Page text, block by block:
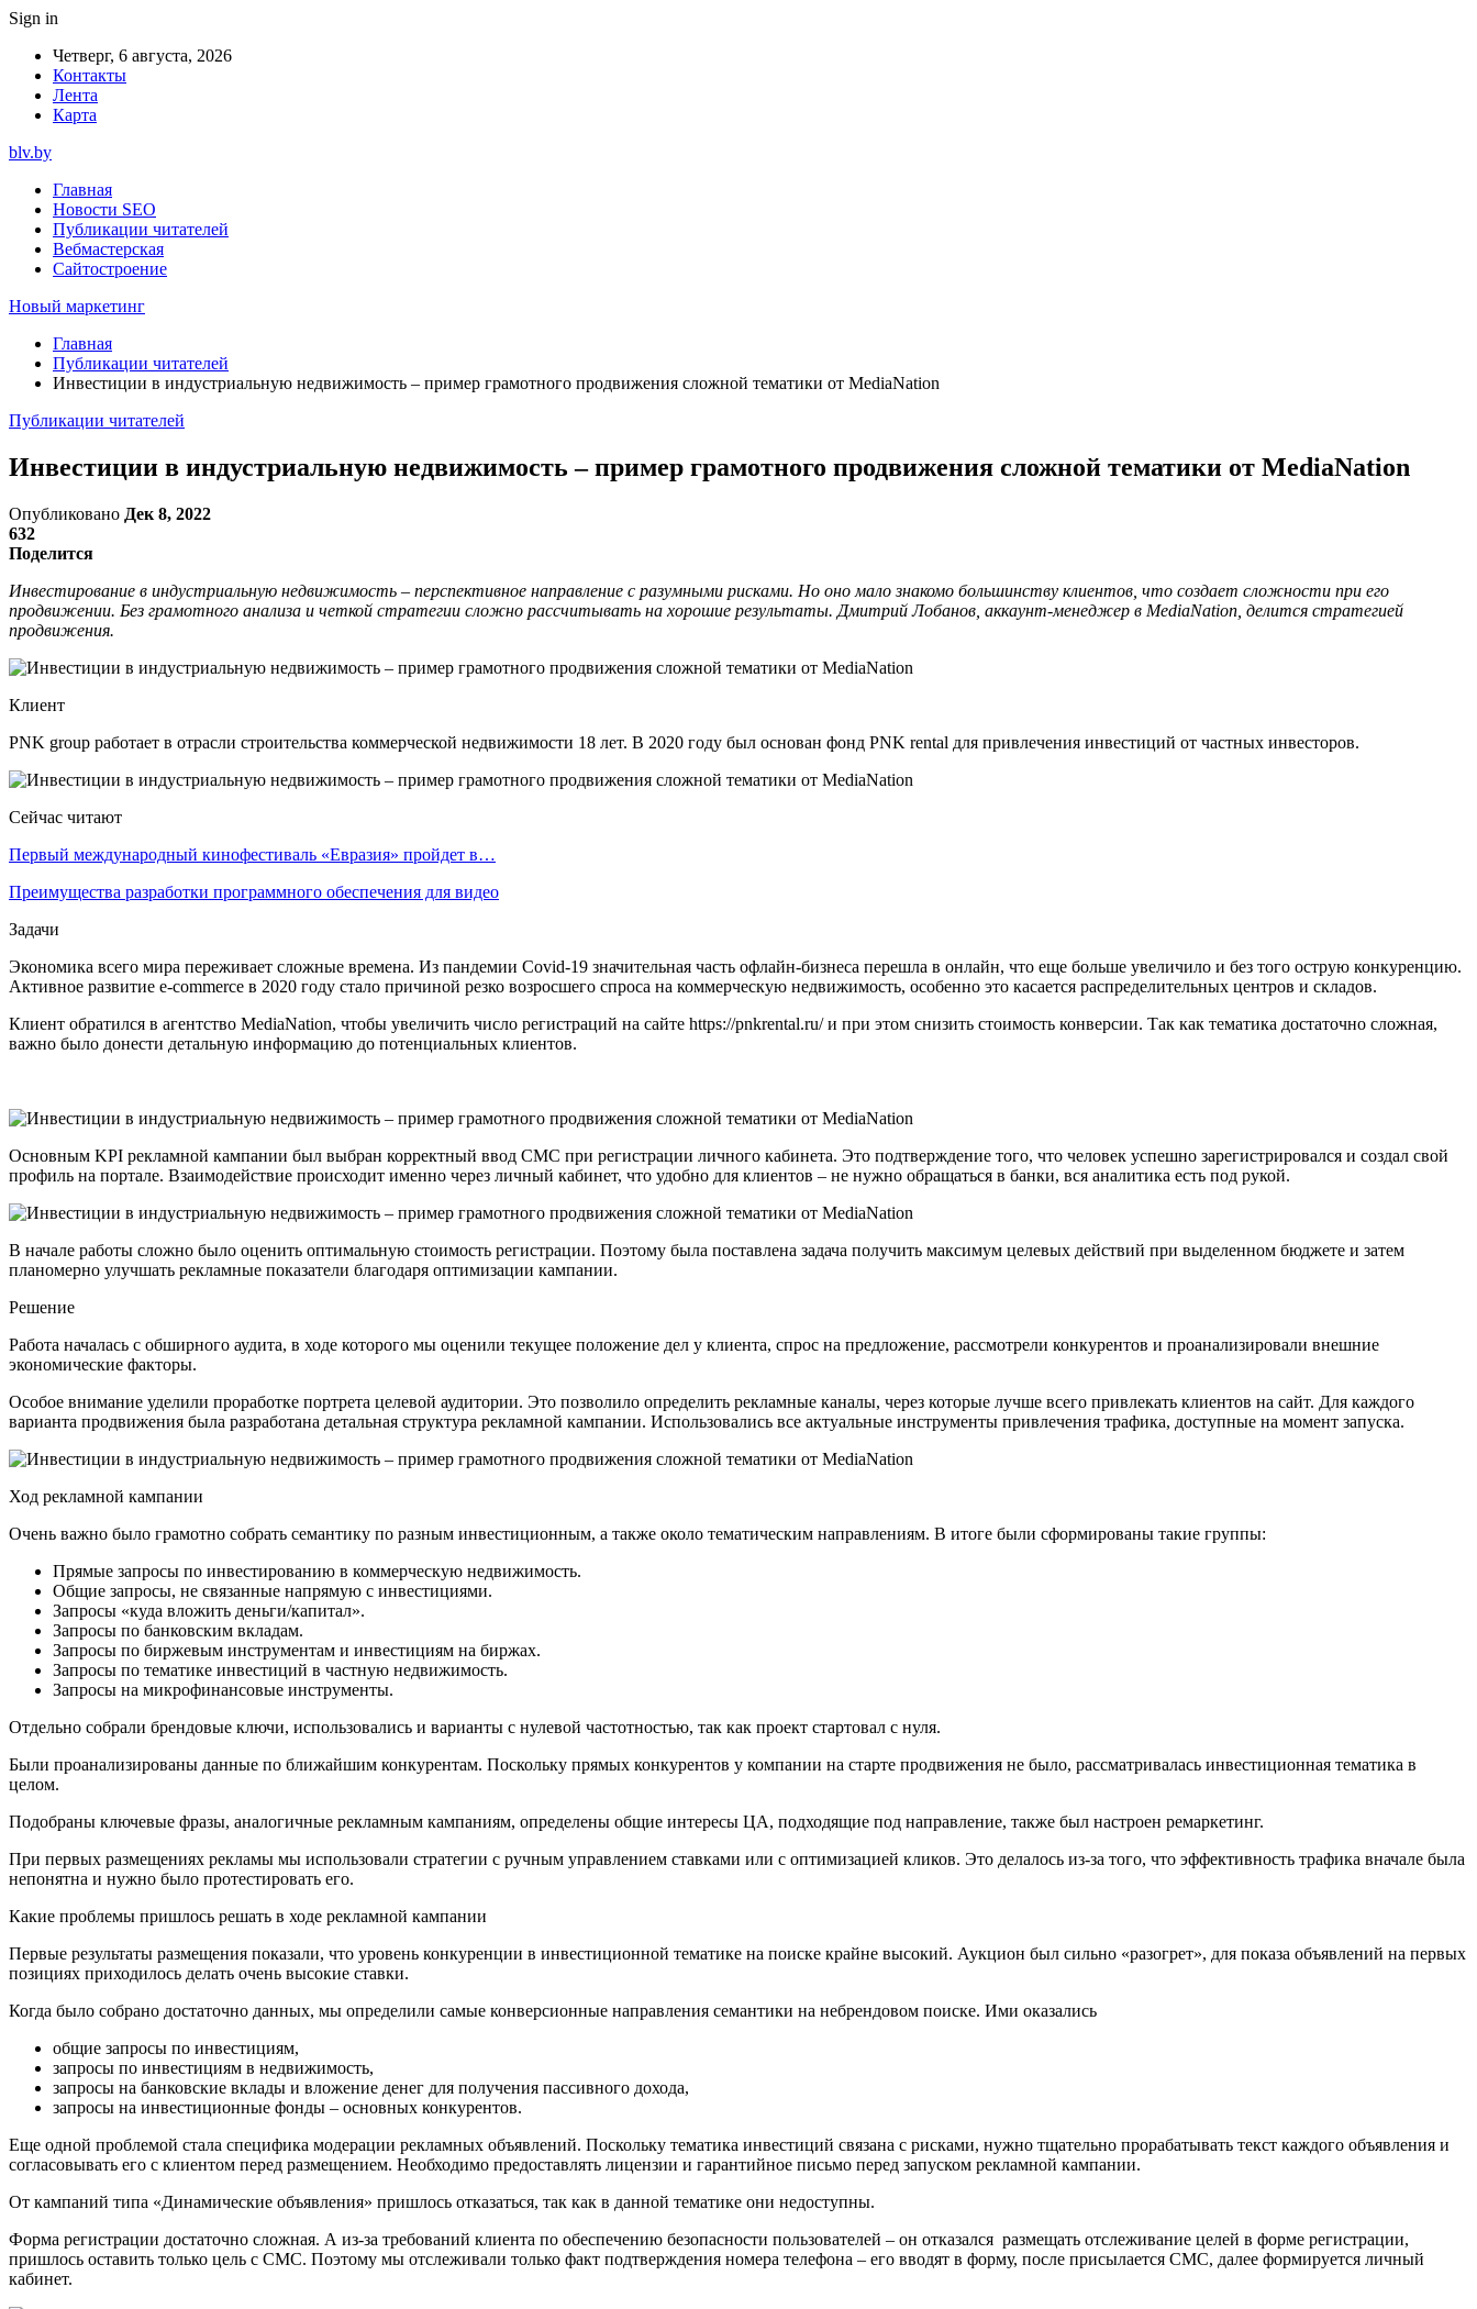
Sign in
Четверг, 6 августа, 2026
Контакты
Лента
Карта
blv.by
Главная
Новости SEO
Публикации читателей
Вебмастерская
Сайтостроение
Новый маркетинг
Главная
Публикации читателей
Инвестиции в индустриальную недвижимость – пример грамотного продвижения сложной тематики от MediaNation
Публикации читателей
Инвестиции в индустриальную недвижимость – пример грамотного продвижения сложной тематики от MediaNation
Опубликовано Дек 8, 2022
632
Поделится
Инвестирование в индустриальную недвижимость – перспективное направление с разумными рисками. Но оно мало знакомо большинству клиентов, что создает сложности при его
продвижении. Без грамотного анализа и четкой стратегии сложно рассчитывать на хорошие результаты. Дмитрий Лобанов, аккаунт-менеджер в MediaNation, делится стратегией
продвижения.
Клиент
PNK group работает в отрасли строительства коммерческой недвижимости 18 лет. В 2020 году был основан фонд PNK rental для привлечения инвестиций от частных инвесторов.
Сейчас читают
Первый международный кинофестиваль «Евразия» пройдет в…
Преимущества разработки программного обеспечения для видео
Задачи
Экономика всего мира переживает сложные времена. Из пандемии Covid-19 значительная часть офлайн-бизнеса перешла в онлайн, что еще больше увеличило и без того острую конкуренцию.
Активное развитие e-commerce в 2020 году стало причиной резко возросшего спроса на коммерческую недвижимость, особенно это касается распределительных центров и складов.
Клиент обратился в агентство MediaNation, чтобы увеличить число регистраций на сайте https://pnkrental.ru/ и при этом снизить стоимость конверсии. Так как тематика достаточно сложная,
важно было донести детальную информацию до потенциальных клиентов.
Основным KPI рекламной кампании был выбран корректный ввод СМС при регистрации личного кабинета. Это подтверждение того, что человек успешно зарегистрировался и создал свой
профиль на портале. Взаимодействие происходит именно через личный кабинет, что удобно для клиентов – не нужно обращаться в банки, вся аналитика есть под рукой.
В начале работы сложно было оценить оптимальную стоимость регистрации. Поэтому была поставлена задача получить максимум целевых действий при выделенном бюджете и затем
планомерно улучшать рекламные показатели благодаря оптимизации кампании.
Решение
Работа началась с обширного аудита, в ходе которого мы оценили текущее положение дел у клиента, спрос на предложение, рассмотрели конкурентов и проанализировали внешние
экономические факторы.
Особое внимание уделили проработке портрета целевой аудитории. Это позволило определить рекламные каналы, через которые лучше всего привлекать клиентов на сайт. Для каждого
варианта продвижения была разработана детальная структура рекламной кампании. Использовались все актуальные инструменты привлечения трафика, доступные на момент запуска.
Ход рекламной кампании
Очень важно было грамотно собрать семантику по разным инвестиционным, а также около тематическим направлениям. В итоге были сформированы такие группы:
Прямые запросы по инвестированию в коммерческую недвижимость.
Общие запросы, не связанные напрямую с инвестициями.
Запросы «куда вложить деньги/капитал».
Запросы по банковским вкладам.
Запросы по биржевым инструментам и инвестициям на биржах.
Запросы по тематике инвестиций в частную недвижимость.
Запросы на микрофинансовые инструменты.
Отдельно собрали брендовые ключи, использовались и варианты с нулевой частотностью, так как проект стартовал с нуля.
Были проанализированы данные по ближайшим конкурентам. Поскольку прямых конкурентов у компании на старте продвижения не было, рассматривалась инвестиционная тематика в
целом.
Подобраны ключевые фразы, аналогичные рекламным кампаниям, определены общие интересы ЦА, подходящие под направление, также был настроен ремаркетинг.
При первых размещениях рекламы мы использовали стратегии с ручным управлением ставками или с оптимизацией кликов. Это делалось из-за того, что эффективность трафика вначале была
непонятна и нужно было протестировать его.
Какие проблемы пришлось решать в ходе рекламной кампании
Первые результаты размещения показали, что уровень конкуренции в инвестиционной тематике на поиске крайне высокий. Аукцион был сильно «разогрет», для показа объявлений на первых
позициях приходилось делать очень высокие ставки.
Когда было собрано достаточно данных, мы определили самые конверсионные направления семантики на небрендовом поиске. Ими оказались
общие запросы по инвестициям,
запросы по инвестициям в недвижимость,
запросы на банковские вклады и вложение денег для получения пассивного дохода,
запросы на инвестиционные фонды – основных конкурентов.
Еще одной проблемой стала специфика модерации рекламных объявлений. Поскольку тематика инвестиций связана с рисками, нужно тщательно прорабатывать текст каждого объявления и
согласовывать его с клиентом перед размещением. Необходимо предоставлять лицензии и гарантийное письмо перед запуском рекламной кампании.
От кампаний типа «Динамические объявления» пришлось отказаться, так как в данной тематике они недоступны.
Форма регистрации достаточно сложная. А из-за требований клиента по обеспечению безопасности пользователей – он отказался размещать отслеживание целей в форме регистрации,
пришлось оставить только цель с СМС. Поэтому мы отслеживали только факт подтверждения номера телефона – его вводят в форму, после присылается СМС, далее формируется личный
кабинет.